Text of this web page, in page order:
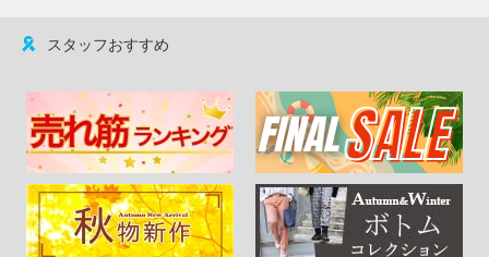
スタッフおすすめ